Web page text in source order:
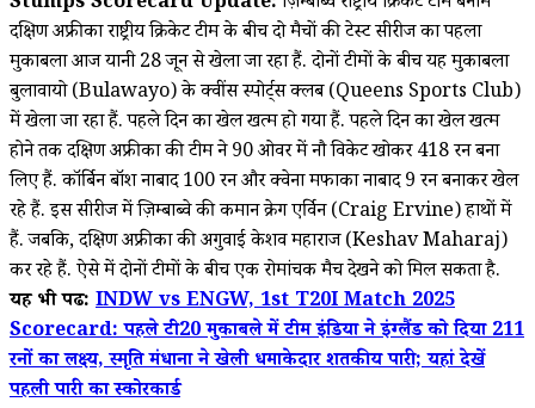
दक्षिण अफ्रीका राष्ट्रीय क्रिकेट टीम के बीच दो मैचों की टेस्ट सीरीज का पहला
मुकाबला आज यानी 28 जून से खेला जा रहा हैं. दोनों टीमों के बीच यह मुकाबला
बुलावायो (Bulawayo) के क्वींस स्पोर्ट्स क्लब (Queens Sports Club)
में खेला जा रहा हैं. पहले दिन का खेल खत्म हो गया हैं. पहले दिन का खेल खत्म
होने तक दक्षिण अफ्रीका की टीम ने 90 ओवर में नौ विकेट खोकर 418 रन बना
लिए हैं. कॉर्बिन बॉश नाबाद 100 रन और क्वेना मफाका नाबाद 9 रन बनाकर खेल
रहे हैं. इस सीरीज में ज़िम्बाब्वे की कमान क्रेग एर्विन (Craig Ervine) हाथों में
हैं. जबकि, दक्षिण अफ्रीका की अगुवाई केशव महाराज (Keshav Maharaj)
कर रहे हैं. ऐसे में दोनों टीमों के बीच एक रोमांचक मैच देखने को मिल सकता है.
यह भी पढें: INDW vs ENGW, 1st T20I Match 2025
Scorecard: पहले टी20 मुकाबले में टीम इंडिया ने इंग्लैंड को दिया 211
रनों का लक्ष्य, स्मृति मंधाना ने खेली धमाकेदार शतकीय पारी; यहां देखें
पहली पारी का स्कोरकार्ड